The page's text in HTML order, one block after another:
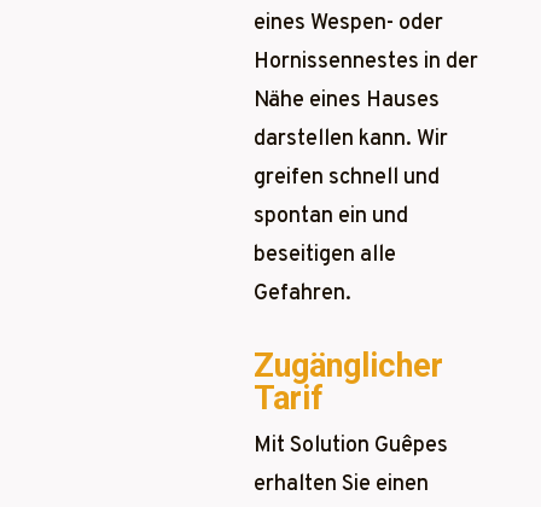
eines Wespen- oder
Hornissennestes in der
Nähe eines Hauses
darstellen kann. Wir
greifen schnell und
spontan ein und
beseitigen alle
Gefahren.
Zugänglicher
Tarif
Mit Solution Guêpes
erhalten Sie einen